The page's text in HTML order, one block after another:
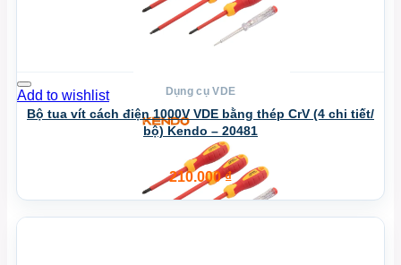
Add to wishlist Dụng cụ VDE
Bộ tua vít cách điện 1000V VDE bằng thép CrV (4 chi tiết/
bộ) Kendo – 20481
210.000₫